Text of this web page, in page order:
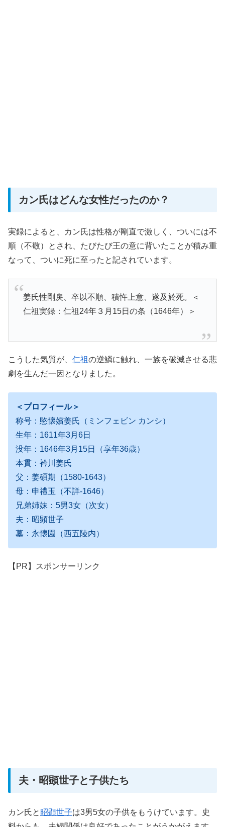
カン氏はどんな女性だったのか？
実録によると、カン氏は性格が剛直で激しく、ついには不
順（不敬）とされ、たびたび王の意に背いたことが積み重
なって、ついに死に至ったと記されています。
姜氏性剛戾、卒以不順、積忤上意、遂及於死。＜
仁祖実録：仁祖24年３月15日の条（1646年）＞
こうした気質が、 仁祖の逆鱗に触れ、一族を破滅させる悲
劇を生んだ一因となりました。
＜プロフィール＞
称号：愍懐嬪姜氏（ミンフェビン カンシ）
生年：1611年3月6日
没年：1646年3月15日（享年36歳）
本貫：衿川姜氏
父：姜碩期（1580-1643）
母：申禮玉（不詳-1646）
兄弟姉妹：5男3女（次女）
夫：昭顕世子
墓：永懐園（西五陵内）
【PR】スポンサーリンク
夫・昭顕世子と子供たち
カン氏と 昭顕世子は3男5女の子供をもうけています。史